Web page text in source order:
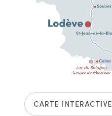
CARTE INTERACTIVE